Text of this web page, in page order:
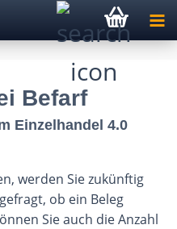
Befarf
Einzelhandel 4.0
werden Sie zukünftig
ob ein Beleg
Sie auch die Anzahl